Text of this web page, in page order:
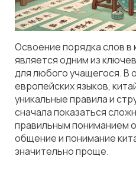
Освоение порядка слов в
является одним из
для любого учащегося. В
европейских языков,
уникальные правила и
сначала показаться
правильным пониманием
общение и понимание
значительно проще.